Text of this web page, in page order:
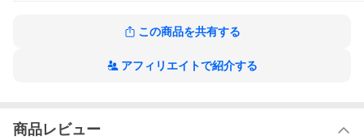
・涼しいデザインの風とおる夏ワンピ。
・半袖デザインだから１枚で楽しめるワンピース
＜LIBERTY PRINT/リバティプリント使用大人服＞
※平置きして測ったサイズです
※商品により1〜2センチの誤差がある場合があります
この商品を共有する
アフィリエイトで紹介する
商品レビュー